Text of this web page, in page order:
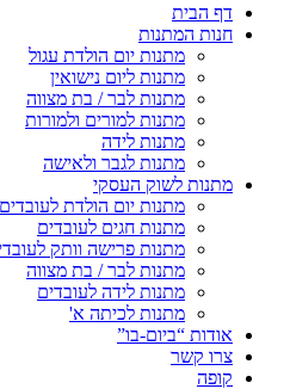
דף הבית
חנות המתנות
מתנות יום הולדת עגול
מתנות ליום נישואין
מתנות לבר / בת מצווה
מתנות למורים ולמורות
מתנות לידה
מתנות לגבר ולאישה
מתנות לשוק העסקי
מתנות יום הולדת לעובדים
מתנות חגים לעובדים
מתנות פרישה וותק
מתנות לבר / בת מצווה
מתנות לידה לעובדים
מתנות לכיתה א'
אודות “ביום-בו”
צרו קשר
קופה